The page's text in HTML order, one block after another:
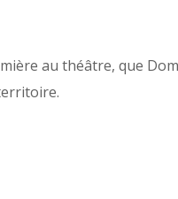
au théâtre, que